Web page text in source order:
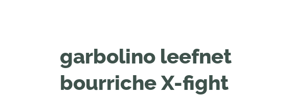
garbolino leefnet
bourriche X-fight